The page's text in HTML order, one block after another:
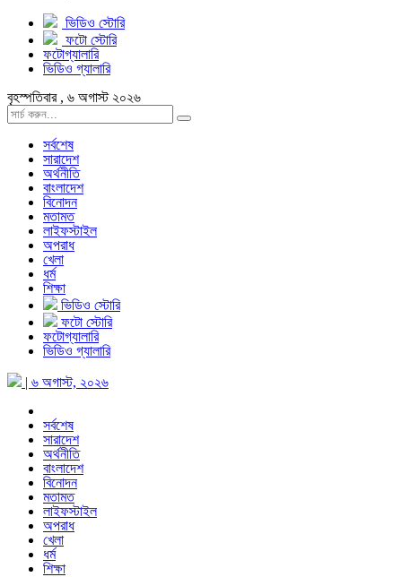
ভিডিও স্টোরি
ফটো স্টোরি
ফটোগ্যালারি
ভিডিও গ্যালারি
বৃহস্পতিবার , ৬ অগাস্ট ২০২৬
সর্বশেষ
সারাদেশ
অর্থনীতি
বাংলাদেশ
বিনোদন
মতামত
লাইফস্টাইল
অপরাধ
খেলা
ধর্ম
শিক্ষা
ভিডিও স্টোরি
ফটো স্টোরি
ফটোগ্যালারি
ভিডিও গ্যালারি
| ৬ অগাস্ট, ২০২৬
সর্বশেষ
সারাদেশ
অর্থনীতি
বাংলাদেশ
বিনোদন
মতামত
লাইফস্টাইল
অপরাধ
খেলা
ধর্ম
শিক্ষা